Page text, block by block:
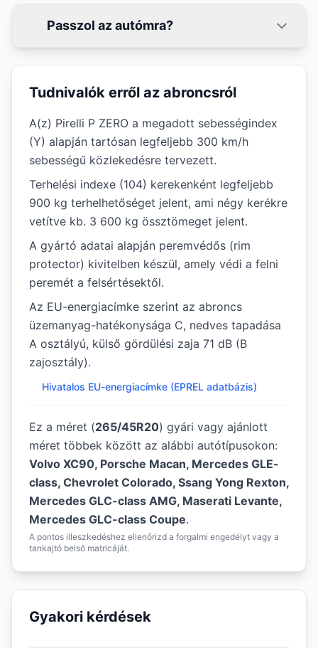
Passzol az autómra?
Tudnivalók erről az abroncsról
A(z) Pirelli P ZERO a megadott sebességindex
(Y) alapján tartósan legfeljebb 300 km/h
sebességű közlekedésre tervezett.
Terhelési indexe (104) kerekenként legfeljebb
900 kg terhelhetőséget jelent, ami négy kerékre
vetítve kb. 3 600 kg össztömeget jelent.
A gyártó adatai alapján peremvédős (rim
protector) kivitelben készül, amely védi a felni
peremét a felsértésektől.
Az EU-energiacímke szerint az abroncs
üzemanyag-hatékonysága C, nedves tapadása
A osztályú, külső gördülési zaja 71 dB (B
zajosztály).
Hivatalos EU-energiacímke (EPREL adatbázis)
Ez a méret (265/45R20) gyári vagy ajánlott
méret többek között az alábbi autótípusokon:
Volvo XC90, Porsche Macan, Mercedes GLE-
class, Chevrolet Colorado, Ssang Yong Rexton,
Mercedes GLC-class AMG, Maserati Levante,
Mercedes GLC-class Coupe.
A pontos illeszkedéshez ellenőrizd a forgalmi engedélyt vagy a
tankajtó belső matricáját.
Gyakori kérdések